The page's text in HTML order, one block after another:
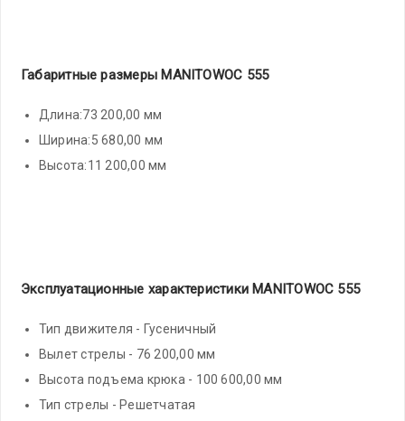
Габаритные размеры MANITOWOC 555
Длина:73 200,00 мм
Ширина:5 680,00 мм
Высота:11 200,00 мм
Эксплуатационные характеристики MANITOWOC 555
Тип движителя - Гусеничный
Вылет стрелы - 76 200,00 мм
Высота подъема крюка - 100 600,00 мм
Тип стрелы - Решетчатая